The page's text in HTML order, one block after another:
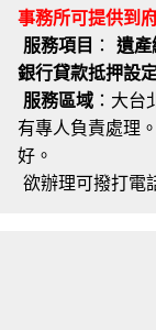
事務所可提供到
服務項目 ： 遺產
銀行貸款抵押設
服務區域 ：大
有專人負責處理
好。
欲辦理可撥打電